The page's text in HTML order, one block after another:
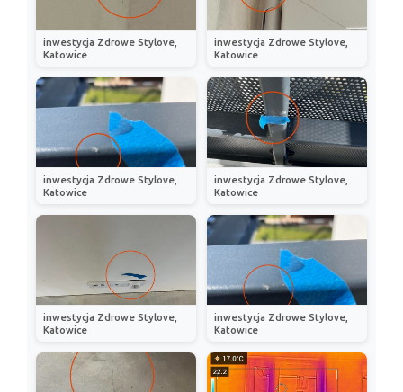
inwestycja Zdrowe Stylove,
Katowice
inwestycja Zdrowe Stylove,
Katowice
inwestycja Zdrowe Stylove,
Katowice
inwestycja Zdrowe Stylove,
Katowice
inwestycja Zdrowe Stylove,
Katowice
inwestycja Zdrowe Stylove,
Katowice